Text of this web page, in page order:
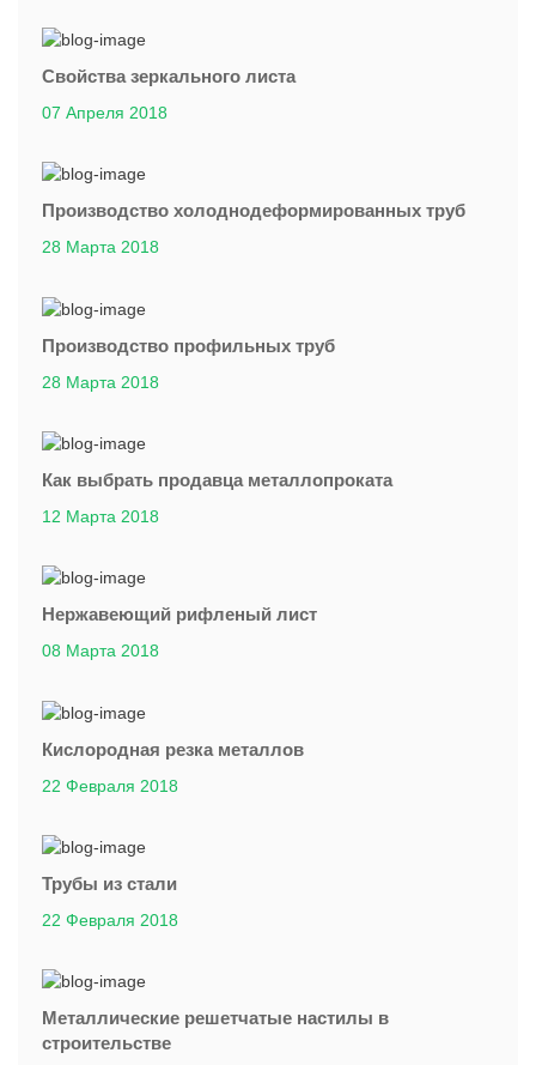
Свойства зеркального листа
07 Апреля 2018
Производство холоднодеформированных труб
28 Марта 2018
Производство профильных труб
28 Марта 2018
Как выбрать продавца металлопроката
12 Марта 2018
Нержавеющий рифленый лист
08 Марта 2018
Кислородная резка металлов
22 Февраля 2018
Трубы из стали
22 Февраля 2018
Металлические решетчатые настилы в
строительстве